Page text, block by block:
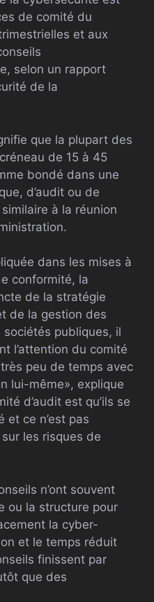
de comité du
et aux
selon un rapport
de la
que la plupart des
de 15 à 45
bondé dans une
d’audit ou de
à la réunion
dans les mises à
conformité, la
de la stratégie
de la gestion des
publiques, il
l’attention du comité
peu de temps avec
lui-même», explique
d’audit est qu’ils se
et ce n’est pas
les risques de
n’ont souvent
ou la structure pour
la cyber-
et le temps réduit
finissent par
que des